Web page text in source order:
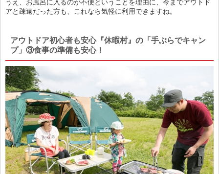
うえ、お風呂に入るのが不便ということを理由に、今までアウトド
アと疎遠だった方も、これなら気軽に利用できますね。
アウトドア初心者も安心『休暇村』の「手ぶらでキャン
プ」③食事の準備も安心！